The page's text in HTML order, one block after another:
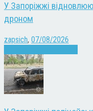
У Запоріжжі
дроном
zapsich, 07/08/2026